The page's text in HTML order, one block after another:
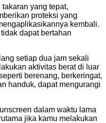
yang tepat,
proteksi yang
kembali.
dapat bertahan
setiap dua jam sekali
aktivitas berat di luar
berenang, berkeringat,
handuk, dapat mengurangi
dalam waktu lama
jika kamu melakukan